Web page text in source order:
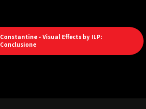
Constantine - Visual Effects by ILP:
Conclusione